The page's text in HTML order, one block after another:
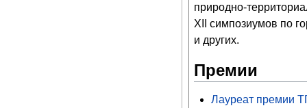
природно-
XII симпозиумов по
и других.
Премии
Лауреат премии